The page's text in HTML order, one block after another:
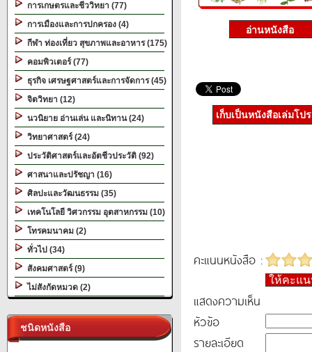
การเกษตรและชีววิทยา (77)
การเมืองและการปกครอง (4)
กีฬา ท่องเที่ยว สุขภาพและอาหาร (175)
คอมพิวเตอร์ (77)
ธุรกิจ เศรษฐศาสตร์และการจัดการ (45)
จิตวิทยา (12)
นวนิยาย อ่านเล่น และนิทาน (24)
วิทยาศาสตร์ (24)
ประวัติศาสตร์และอัตชีวประวัติ (92)
ศาสนาและปรัชญา (16)
ศิลปะและวัฒนธรรม (35)
เทคโนโลยี วิศวกรรม อุตสาหกรรม (10)
โทรคมนาคม (2)
ทั่วไป (34)
สังคมศาสตร์ (9)
ไม่สังกัดหมวด (2)
ชนิดหนังสือ
เก็บเป็นหนังสือเล่มโป
คะแนนหนังสือ :
ให้คะแ
แสดงความเห็น
หัวข้อ
รายละเอียด